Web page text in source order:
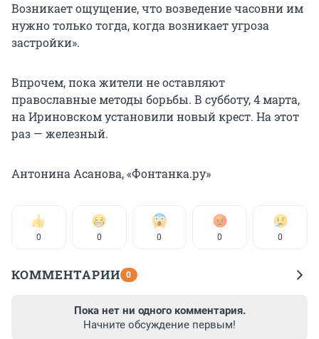
Возникает ощущение, что возведение часовни им
нужно только тогда, когда возникает угроза
застройки».
Впрочем, пока жители не оставляют
православные методы борьбы. В субботу, 4 марта,
на Ириновском установили новый крест. На этот
раз — железный.
Антонина Асанова, «Фонтанка.ру»
0 0 0 0 0
КОММЕНТАРИИ 0
Пока нет ни одного комментария.
Начните обсуждение первым!